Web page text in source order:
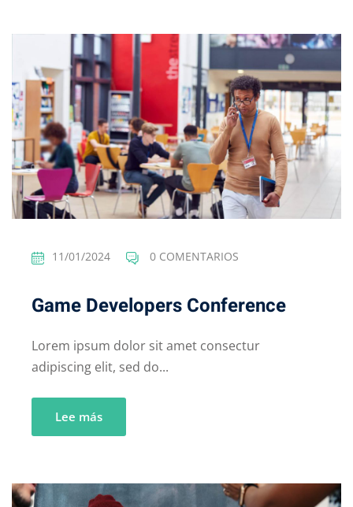
11/01/2024 0 COMENTARIOS
Game Developers Conference
Lorem ipsum dolor sit amet consectur
adipiscing elit, sed do...
Lee más